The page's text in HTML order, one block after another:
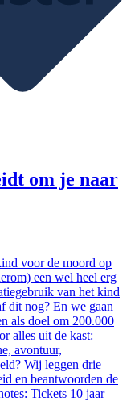
om je naar
voor de moord op
een wel heel erg
van het kind
dit nog? En we gaan
als doel om 200.000
alles uit de kast:
avontuur,
Wij leggen drie
en beantwoorden de
Tickets 10 jaar